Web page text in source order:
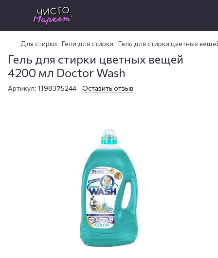
Для стирки Гели для стирки Гель для стирки цветных
Гель для стирки цветных вещей
4200 мл Doctor Wash
Артикул: 1198375244 Оставить отзыв